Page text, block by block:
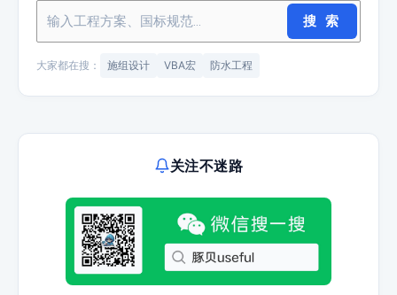
搜 索
大家都在搜： 施组设计 VBA宏 防水工程
关注不迷路